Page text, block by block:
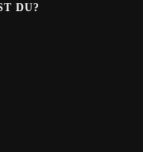
DU?